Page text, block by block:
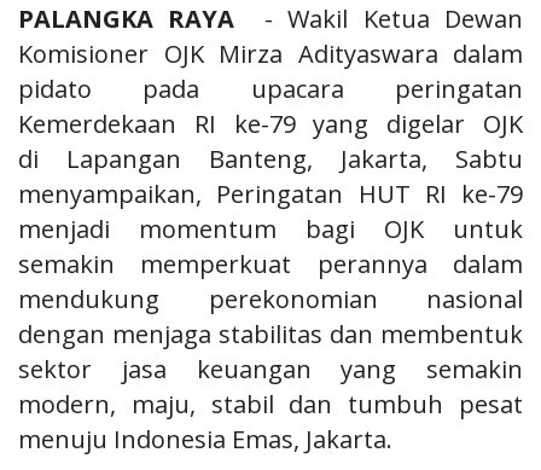
PALANGKA RAYA
- Wakil Ketua Dewan
Komisioner OJK Mirza Adityaswara dalam
pidato pada upacara peringatan
Kemerdekaan RI ke-79 yang digelar OJK
di Lapangan Banteng, Jakarta, Sabtu
menyampaikan, Peringatan HUT RI ke-79
menjadi momentum bagi OJK untuk
semakin memperkuat perannya dalam
mendukung perekonomian nasional
dengan menjaga stabilitas dan membentuk
sektor jasa keuangan yang semakin
modern, maju, stabil dan tumbuh pesat
menuju Indonesia Emas, Jakarta.